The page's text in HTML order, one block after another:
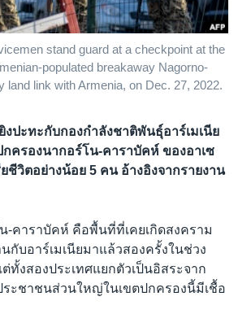
stand guard at a checkpoint at the
populated breakaway Nagorno-
land link with Armenia, on Dec. 27, 2022.
งปะทะกับกองกำลังชาติพันธุ์อาร์เมเนีย
ครองนากอร์โน-คาราบัคห์ ของอาเซ
ชีวิตอย่างน้อย 5 คน อ้างอิงจากรายงาน
-คาราบัคห์ คือพื้นที่ที่เคยเกิดสงคราม
กับอาร์เมเนียมาแล้วสองครั้งในช่วง
ทั้งสองประเทศแยกตัวเป็นอิสระจาก
ระชาชนส่วนใหญ่ในเขตปกครองนี้มีเชื้อ